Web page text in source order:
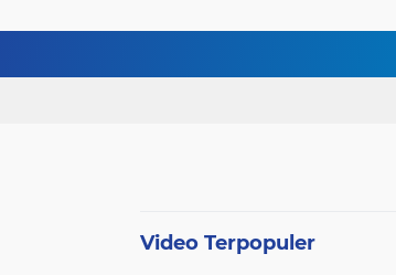
Babinsa Sertu Ridho Utomo Gelar Giat Kampung Pancasila
Video Terpopuler